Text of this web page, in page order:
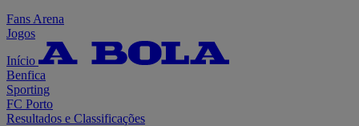
Fans Arena
Jogos
Início
Benfica
Sporting
FC Porto
Resultados e Classificações